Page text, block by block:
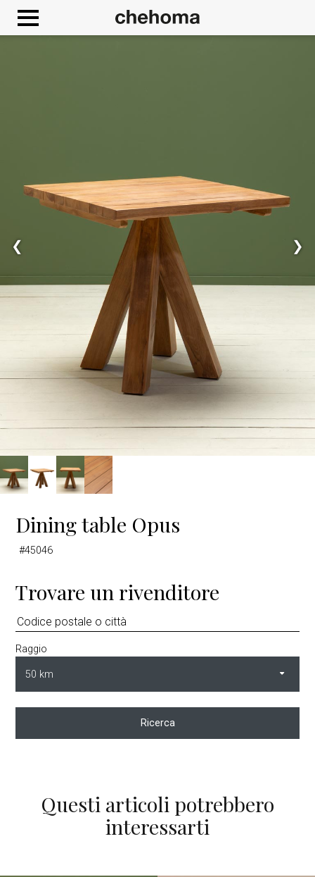
❮ ❯
Dining table Opus
#45046
Trovare un rivenditore
Raggio
Ricerca
Questi articoli potrebbero
interessarti
Google Maps è disattivato Consenti
Cookies management panel